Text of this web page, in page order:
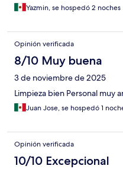
Yazmin, se hospedó 2 noches
Opinión verificada
8/10 Muy buena
3 de noviembre de 2025
Limpieza bien Personal muy
Juan Jose, se hospedó 1
Opinión verificada
10/10 Excepcional